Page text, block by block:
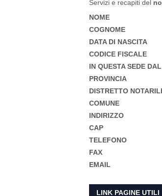
Servizi e recapiti del
NOME
COGNOME
DATA DI NASCITA
CODICE FISCALE
IN QUESTA SEDE DAL
PROVINCIA
DISTRETTO
COMUNE
INDIRIZZO
CAP
TELEFONO
FAX
EMAIL
LINK PAGINE UTILI